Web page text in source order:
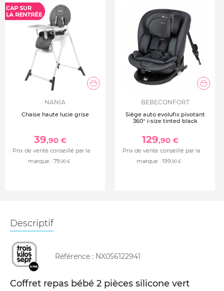
NANIA
Chaise haute lucie grise
39,90 €
Prix de vente conseillé par la
marque : 79,90 €
BEBECONFORT
Siège auto evolufix pivotant
360° i-size tinted black
129,90 €
Prix de vente conseillé par la
marque : 199,90 €
Descriptif
Référence : NX056122941
Coffret repas bébé 2 pièces silicone vert